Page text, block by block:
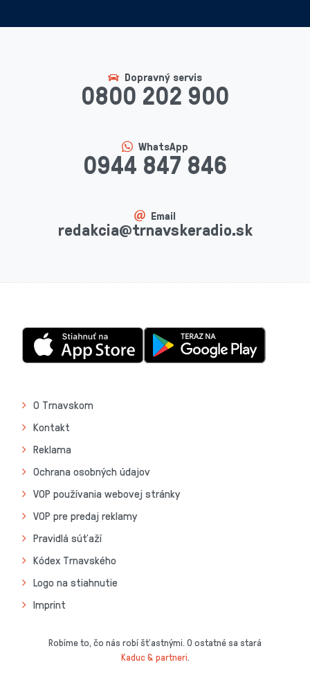
Dopravný servis
0800 202 900
WhatsApp
0944 847 846
Email
redakcia@trnavskeradio.sk
O Trnavskom
Kontakt
Reklama
Ochrana osobných údajov
VOP používania webovej stránky
VOP pre predaj reklamy
Pravidlá súťaží
Kódex Trnavského
Logo na stiahnutie
Imprint
Robíme to, čo nás robí šťastnými. O ostatné sa stará
Kaduc & partneri.